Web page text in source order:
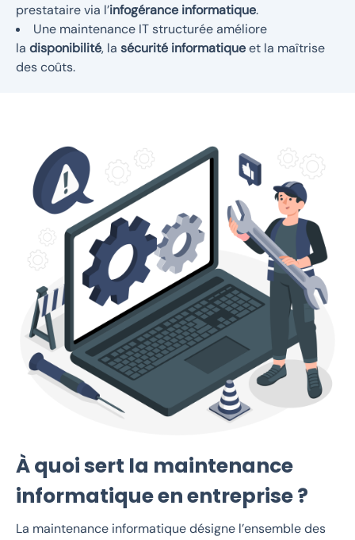
prestataire via l’infogérance informatique.
Une maintenance IT structurée améliore
la disponibilité, la sécurité informatiqueet la maîtrise
des coûts.
À quoi sert la maintenance
informatique en entreprise ?
La maintenance informatique désigne l’ensemble des